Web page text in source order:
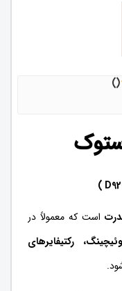
است که معمولاً در
رکتیفایرهای